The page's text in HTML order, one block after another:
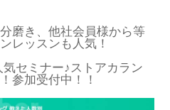
磨き、他社会員様から等
レッスンも人気！
セミナー♪ストアカラン
参加受付中！！